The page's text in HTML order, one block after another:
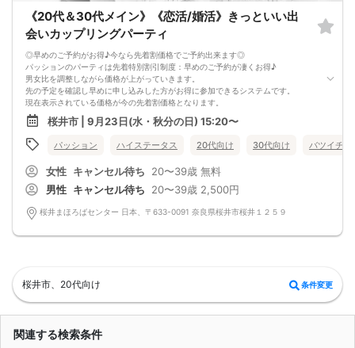
《20代＆30代メイン》《恋活/婚活》きっといい出
会いカップリングパーティ
◎早めのご予約がお得♪今なら先着割価格でご予約出来ます◎
パッションのパーティは先着特別割引制度：早めのご予約が凄くお得♪
男女比を調整しながら価格が上がっていきます。
先の予定を確認し早めに申し込みした方がお得に参加できるシステムです。
現在表示されている価格が今の先着割価格となります。
=========================
【パーティ内容】
★連絡先交換率80％以上確定★
大人の恋活パーティ
まずは知り合ってからと考える方って意外と多いです。
カップリング茶話会とは婚活パーティのように数組だけがカップルになり後は残
念・・
というのではなく参加者全員にチャンスがあります。
１対１のフリートークタイム～中間印象カード
=========================
パッションのパーティーは男性90％以上/女性70％以上が1人参加です。
お一人様でも安心してご参加下さい。
出会いはまずは行動から！パッションのパーティで理想のお相手探しはいかがで
すか?
スタッフが全力であなたの婚活をサポートさせて頂きます。
桜井市 | 9月23日(水・秋分の日) 15:20〜
パッション ハイステータス 20代向け 30代向け バツイチ・
女性 キャンセル待ち 20〜39歳 無料
男性 キャンセル待ち 20〜39歳 2,500円
桜井まほろばセンター 日本、〒633-0091 奈良県桜井市桜井１２５９
桜井市、20代向け 条件変更
関連する検索条件